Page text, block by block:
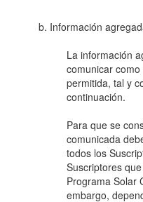
b. Información
La información
comunicar
permitida, tal y
continuación.
Para que se
comunicada
todos los
Suscriptores
Programa Solar
embargo,